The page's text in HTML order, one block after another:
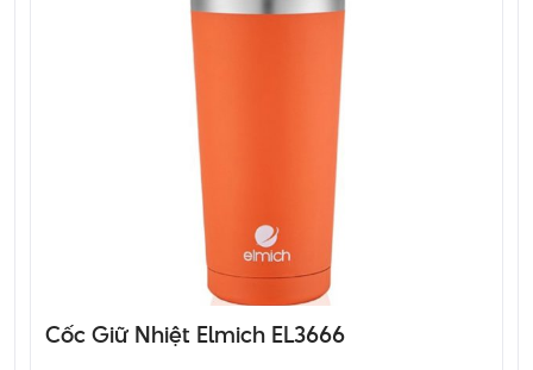
Cốc Giữ Nhiệt Elmich EL3666